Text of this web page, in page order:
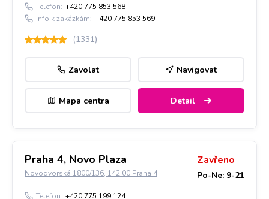
Telefon: +420 775 853 568
Info k zakázkám: +420 775 853 569
(1331)
Zavolat Navigovat
Mapa centra Detail
Praha 4, Novo Plaza
Novodvorská 1800/136, 142 00 Praha 4
Zavřeno
Po-Ne: 9-21
Telefon: +420 775 199 124